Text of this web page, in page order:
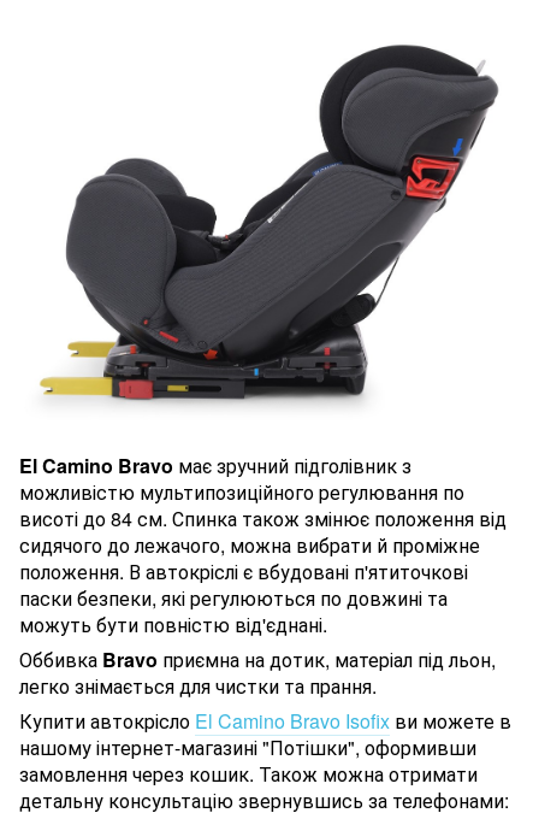
El Camino Bravo має зручний підголівник з
можливістю мультипозиційного регулювання по
висоті до 84 см. Спинка також змінює положення від
сидячого до лежачого, можна вибрати й проміжне
положення. В автокріслі є вбудовані п'ятиточкові
паски безпеки, які регулюються по довжині та
можуть бути повністю від'єднані.
Оббивка Bravo приємна на дотик, матеріал під льон,
легко знімається для чистки та прання.
Купити автокрісло El Camino Bravo Isofix ви можете в
нашому інтернет-магазині "Потішки", оформивши
замовлення через кошик. Також можна отримати
детальну консультацію звернувшись за телефонами: